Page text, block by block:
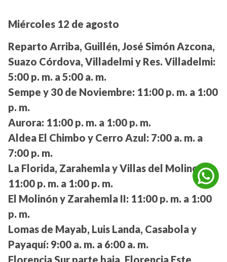
Miércoles 12 de agosto
Reparto Arriba, Guillén, José Simón Azcona,
Suazo Córdova, Villadelmi y Res. Villadelmi:
5:00 p. m. a 5:00 a. m.
Sempe y 30 de Noviembre: 11:00 p. m. a 1:00
p. m.
Aurora: 11:00 p. m. a 1:00 p. m.
Aldea El Chimbo y Cerro Azul: 7:00 a. m. a
7:00 p. m.
La Florida, Zarahemla y Villas del Molino:
11:00 p. m. a 1:00 p. m.
El Molinón y Zarahemla II: 11:00 p. m. a 1:00
p. m.
Lomas de Mayab, Luis Landa, Casabola y
Payaquí: 9:00 a. m. a 6:00 a. m.
Florencia Sur parte baja, Florencia Este,